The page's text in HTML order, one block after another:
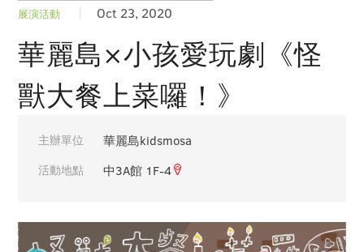
展演活動 Oct 23, 2020
華麗島×小孩愛玩劇《怪
獸大餐上菜囉！》
主辦單位 華麗島kidsmosa
活動地點 中3A館 1F-4